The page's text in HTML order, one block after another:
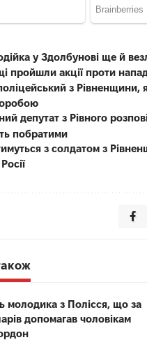
у Здолбунові ще й
пройшли акції проти
з Рівненщини,
депутат з Рівного
побратими
з солдатом з
молодика з Полісся, що за
допомагав чоловікам